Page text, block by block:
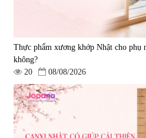
Thực phẩm xương khớp Nhật cho phụ
không?
20
08/08/2026